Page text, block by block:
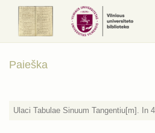
Paieška
Ulaci Tabulae Sinuum Tangentiu[m]. In